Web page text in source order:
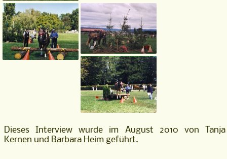
Dieses Interview wurde im August 2010 von Tanja
Kernen und Barbara Heim geführt.